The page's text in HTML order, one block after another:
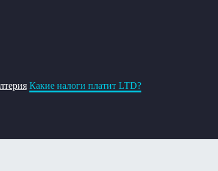
Какие налоги платит LTD?